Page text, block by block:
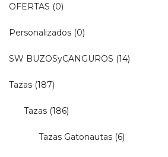
OFERTAS (0)
Personalizados (0)
SW BUZOSyCANGUROS (14)
Tazas (187)
Tazas (186)
Tazas Gatonautas (6)